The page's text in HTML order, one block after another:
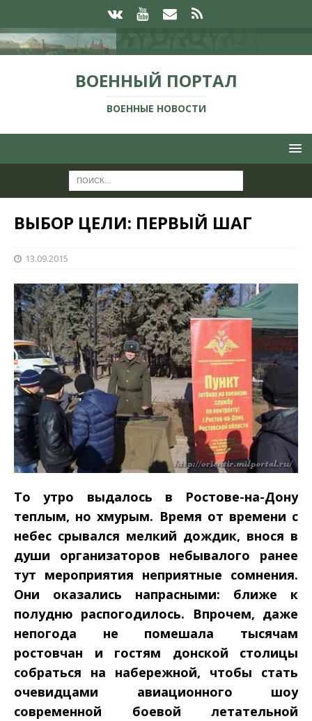
ВОЕННЫЙ ПОРТАЛ
ВОЕННЫЕ НОВОСТИ
ВЫБОР ЦЕЛИ: ПЕРВЫЙ ШАГ
13.09.2015
То утро выдалось в Ростове-­на-­Дону
теплым, но хмурым. Время от времени с
небес срывался мелкий дождик, внося в
души организаторов небывалого ранее
тут мероприятия неприятные сомнения.
Они оказались напрасными: ближе к
полудню распогодилось. Впрочем, даже
непогода не помешала тысячам
ростовчан и гостям донской столицы
собраться на набережной, чтобы стать
очевидцами авиационного шоу
современной боевой летательной